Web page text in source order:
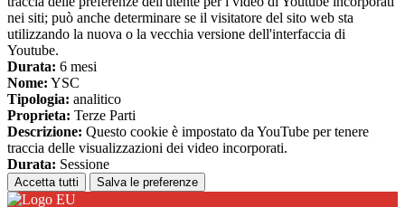
nei siti; può anche determinare se il visitatore del sito web sta
utilizzando la nuova o la vecchia versione dell'interfaccia di
Youtube.
Durata: 6 mesi
Nome: YSC
Tipologia: analitico
Proprieta: Terze Parti
Descrizione: Questo cookie è impostato da YouTube per tenere
traccia delle visualizzazioni dei video incorporati.
Durata: Sessione
Accetta tutti Salva le preferenze